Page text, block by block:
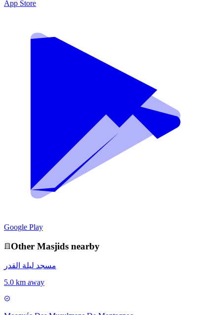
App Store
Google Play
Other Masjids nearby
مسجد ليلة القدر
5.0 km away